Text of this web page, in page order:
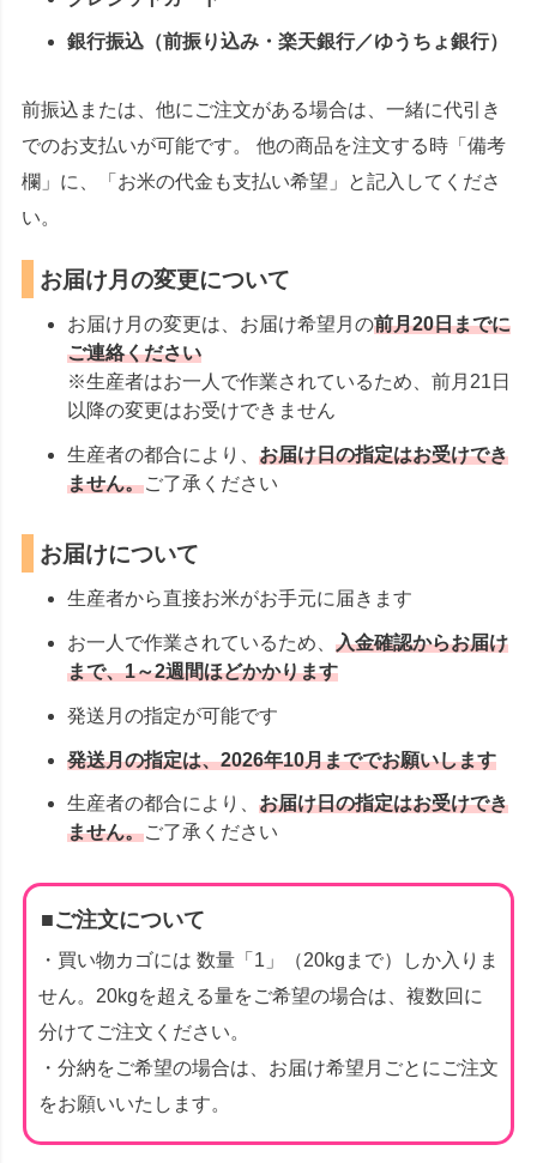
銀行振込（前振り込み・楽天銀行／ゆうちょ銀行）
前振込または、他にご注文がある場合は、一緒に代引き
でのお支払いが可能です。 他の商品を注文する時「備考
欄」に、「お米の代金も支払い希望」と記入してくださ
い。
お届け月の変更について
お届け月の変更は、お届け希望月の前月20日までに
ご連絡ください
※生産者はお一人で作業されているため、前月21日
以降の変更はお受けできません
生産者の都合により、 お届け日の指定はお受けでき
ません。ご了承ください
お届けについて
生産者から直接お米がお手元に届きます
お一人で作業されているため、 入金確認からお届け
まで、1～2週間ほどかかります
発送月の指定が可能です
発送月の指定は、2026年10月まででお願いします
生産者の都合により、 お届け日の指定はお受けでき
ません。ご了承ください
■ご注文について
・買い物カゴには 数量「1」（20kgまで）しか入りま
せん。20kgを超える量をご希望の場合は、複数回に
分けてご注文ください。
・分納をご希望の場合は、お届け希望月ごとにご注文
をお願いいたします。